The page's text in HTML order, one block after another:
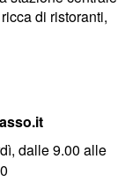
di ristoranti,
dalle 9.00 alle